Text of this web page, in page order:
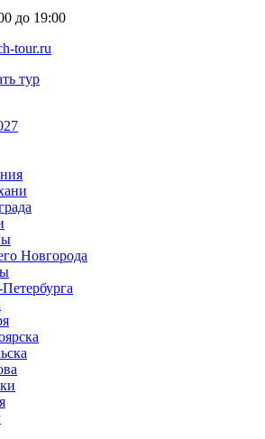
до 19:00
tour.ru
тур
Новгорода